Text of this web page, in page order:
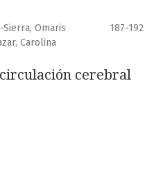
Sierra, Omaris
Carolina
187-192
cerebral